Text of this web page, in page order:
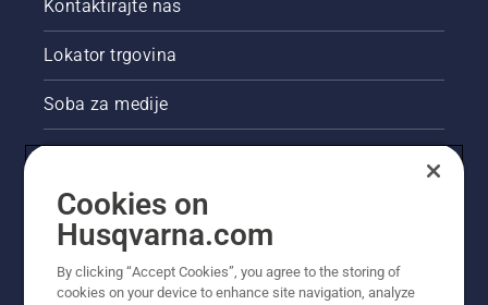
Kontaktirajte nas
Lokator trgovina
Soba za medije
Akcije
Pravne informacije o proizvodu
Ostale stranice tvrtke Husqvarna
Cookies on
Husqvarna.com
By clicking “Accept Cookies”, you agree to the storing of
cookies on your device to enhance site navigation, analyze